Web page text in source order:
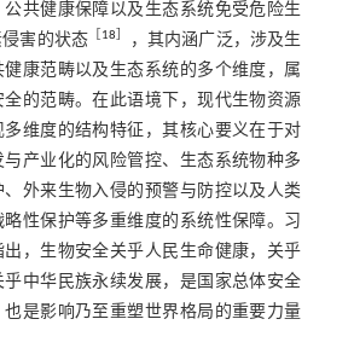
共健康保障以及生态系统免受危险生
害的状态
18
，其内涵广泛，涉及生
康范畴以及生态系统的多个维度，属
的范畴。在此语境下，现代生物资源
多维度的结构特征，其核心要义在于对
产业化的风险管控、生态系统物种多
外来生物入侵的预警与防控以及人类
性保护等多重维度的系统性保障。习
，生物安全关乎人民生命健康，关乎
乎中华民族永续发展，是国家总体安全
也是影响乃至重塑世界格局的重要力量